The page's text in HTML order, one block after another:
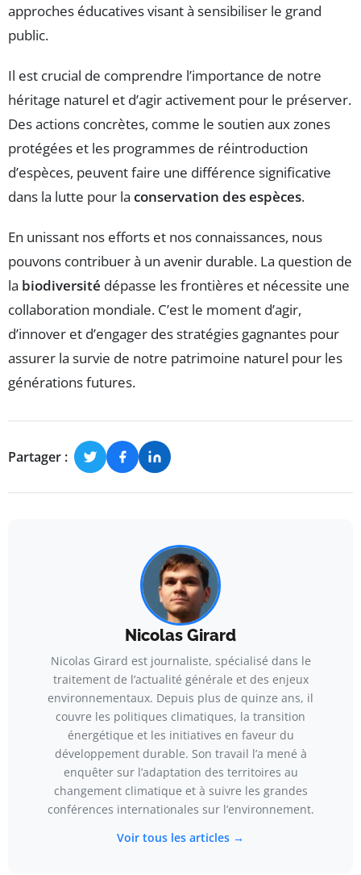
approches éducatives visant à sensibiliser le grand
public.
Il est crucial de comprendre l’importance de notre
héritage naturel et d’agir activement pour le préserver.
Des actions concrètes, comme le soutien aux zones
protégées et les programmes de réintroduction
d’espèces, peuvent faire une différence significative
dans la lutte pour la conservation des espèces.
En unissant nos efforts et nos connaissances, nous
pouvons contribuer à un avenir durable. La question de
la biodiversité dépasse les frontières et nécessite une
collaboration mondiale. C’est le moment d’agir,
d’innover et d’engager des stratégies gagnantes pour
assurer la survie de notre patrimoine naturel pour les
générations futures.
Partager :
Nicolas Girard
Nicolas Girard est journaliste, spécialisé dans le
traitement de l’actualité générale et des enjeux
environnementaux. Depuis plus de quinze ans, il
couvre les politiques climatiques, la transition
énergétique et les initiatives en faveur du
développement durable. Son travail l’a mené à
enquêter sur l’adaptation des territoires au
changement climatique et à suivre les grandes
conférences internationales sur l’environnement.
Voir tous les articles →